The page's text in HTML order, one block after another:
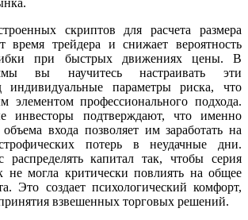
скриптов для расчета размера
время трейдера и снижает вероятность
при быстрых движениях цены. В
вы научитесь настраивать эти
индивидуальные параметры риска, что
элементом профессионального подхода.
инвесторы подтверждают, что именно
входа позволяет им заработать на
потерь в неудачные дни.
распределять капитал так, чтобы серия
не могла критически повлиять на общее
Это создает психологический комфорт,
взвешенных торговых решений.